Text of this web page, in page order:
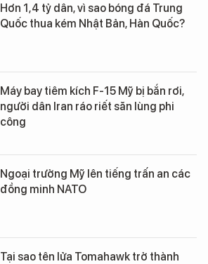
Hơn 1,4 tỷ dân, vì sao bóng đá Trung
Quốc thua kém Nhật Bản, Hàn Quốc?
Máy bay tiêm kích F-15 Mỹ bị bắn rơi,
người dân Iran ráo riết săn lùng phi
công
Ngoại trưởng Mỹ lên tiếng trấn an các
đồng minh NATO
Tại sao tên lửa Tomahawk trở thành